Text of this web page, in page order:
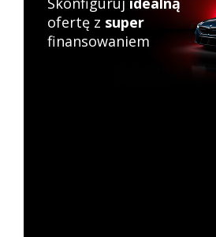
ofertę z super
finansowaniem